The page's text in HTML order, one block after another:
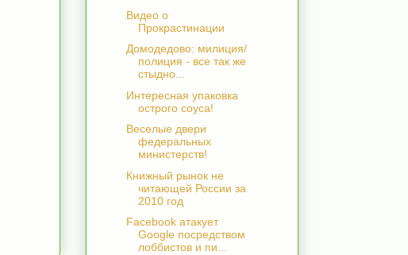
Видео о
Прокрастинации
Домодедово: милиция/
полиция - все так же
стыдно...
Интересная упаковка
острого соуса!
Веселые двери
федеральных
министерств!
Книжный рынок не
читающей России за
2010 год
Facebook атакует
Google посредством
лоббистов и пи...